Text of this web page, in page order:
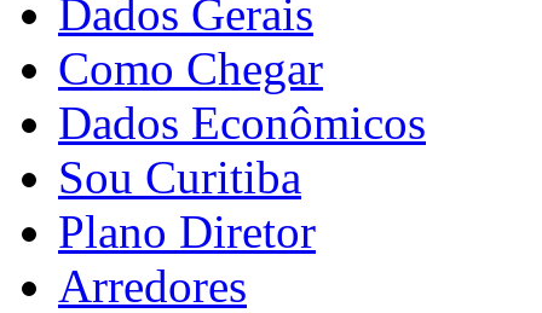
Dados Gerais
Como Chegar
Dados Econômicos
Sou Curitiba
Plano Diretor
Arredores